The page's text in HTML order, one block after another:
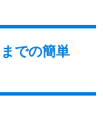
での簡単